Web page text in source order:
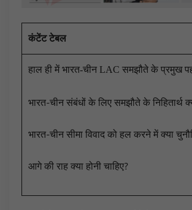
कंटेंट टेबल
हाल ही में भारत-चीन LAC समझौते के प्रमुख
भारत-चीन संबंधों के लिए समझौते के निहितार्थ
भारत-चीन सीमा विवाद को हल करने में क्या
आगे की राह क्या होनी चाहिए?